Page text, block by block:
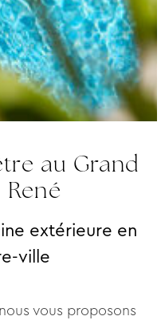
au Grand
extérieure en
ville
vous proposons